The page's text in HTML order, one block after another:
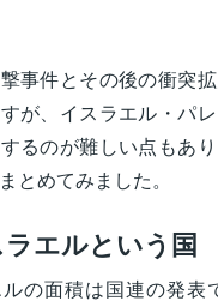
事件とその後の衝突
が、イスラエル・パ
るのが難しい点もあ
とめてみました。
エルという国
の面積は国連の発表